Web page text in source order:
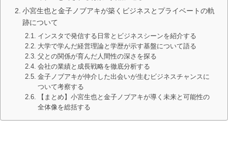
小宮生也と金子ノブアキが築くビジネスとプライベートの軌
跡について
インスタで発信する日常とビジネスシーンを紹介する
大学で学んだ経営理論と学歴が示す基盤について語る
父との関係が育んだ人間性の深さを探る
会社の業績と成長戦略を徹底分析する
金子ノブアキが仲介した出会いが生むビジネスチャンスに
ついて考察する
【まとめ】小宮生也と金子ノブアキが導く未来と可能性の
全体像を総括する